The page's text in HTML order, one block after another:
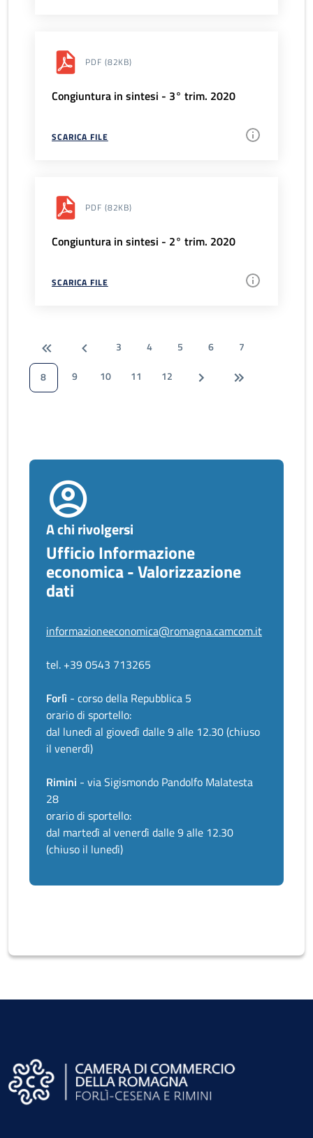
PDF (82KB)
Congiuntura in sintesi - 3° trim. 2020
SCARICA FILE
PDF (82KB)
Congiuntura in sintesi - 2° trim. 2020
SCARICA FILE
3 4 5 6
7
8
9 10 11 12
A chi rivolgersi
Ufficio Informazione
economica - Valorizzazione
dati
informazioneeconomica@romagna.camcom.it
tel. +39 0543 713265
Forlì - corso della Repubblica 5
orario di sportello:
dal lunedì al giovedì dalle 9 alle 12.30 (chiuso
il venerdì)
Rimini - via Sigismondo Pandolfo Malatesta
28
orario di sportello:
dal martedì al venerdì dalle 9 alle 12.30
(chiuso il lunedì)